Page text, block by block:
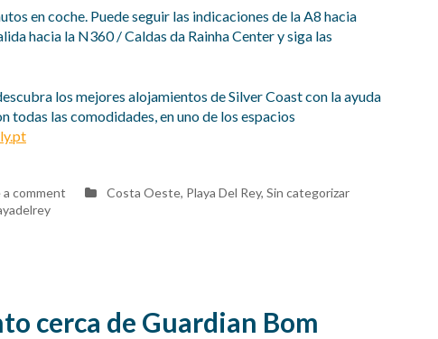
en coche. Puede seguir las indicaciones de la A8 hacia
hacia la N360 / Caldas da Rainha Center y siga las
los mejores alojamientos de Silver Coast con la ayuda
todas las comodidades, en uno de los espacios
a comment
Costa
Costa Oeste, Playa Del Rey, Sin categorizar
cerca de Guardian Bom